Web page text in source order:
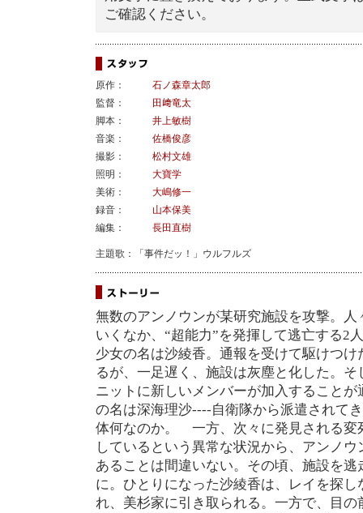
ご確認ください。
原作：
石ノ森章太郎
監督：
田﨑竜太
脚本：
井上敏樹
音楽：
佐橋俊彦
撮影：
松村文雄
照明：
大寶学
美術：
大嶋修一
録音：
山本保美
編集：
長田直樹
主題歌：「事件だッ！」ウルフルズ
無数のアンノウンが某研究施設を攻撃。
いくなか、“超能力”を発揮して逃亡する2
少女の名は沙綾香。通報を受けて駆けつ
るが、一足遅く、施設は灰塵と化した。
ニットに新しいメンバーが加入すること
の名は深海理沙----自衛隊から派遣されて
体何なのか。 一方、次々に発見される変
しているという異常な状況から、アンノ
あることは間違いない。その頃、施設を
に。ひとりになった沙綾香は、レイを探
れ、美杉家に引き取られる。一方で、目